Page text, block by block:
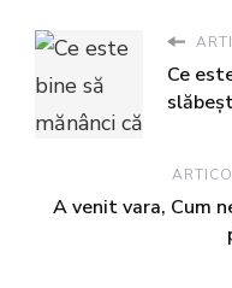
Ce
A venit vara, Cum